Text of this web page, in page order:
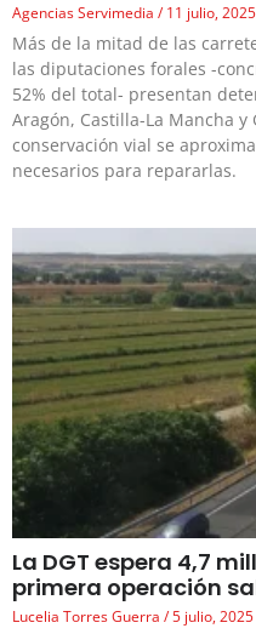
Agencias Servimedia 11 julio, 2025
Más de la mitad de las
las diputaciones forales -
52% del total- presentan
Aragón, Castilla-La Mancha
conservación vial se
necesarios para repararlas.
La DGT espera 4,7
primera operación
Lucelia Torres Guerra 5 julio, 2025